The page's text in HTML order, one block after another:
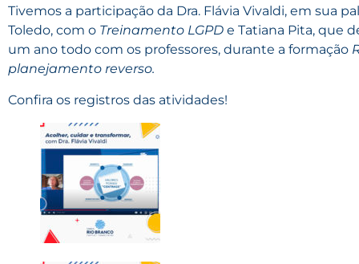
Tivemos a participação da Dra. Flávia Vivaldi, em sua
Toledo, com o Treinamento LGPD e Tatiana Pita, que
um ano todo com os professores, durante a formação
planejamento reverso.
Confira os registros das atividades!